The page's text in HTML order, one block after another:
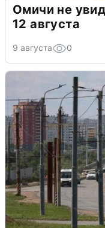
Омичи не
12 августа
9 августа 0